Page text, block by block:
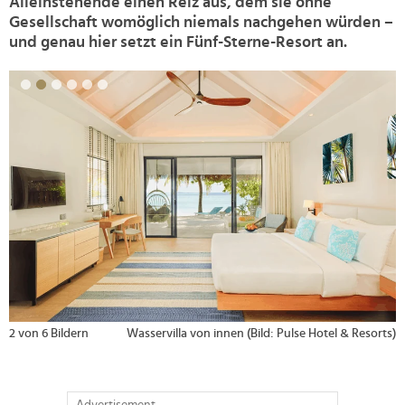
Gesellschaft womöglich niemals nachgehen würden –
und genau hier setzt ein Fünf-Sterne-Resort an.
2 von 6 Bildern Wasservilla von innen (Bild: Pulse Hotel & Resorts)